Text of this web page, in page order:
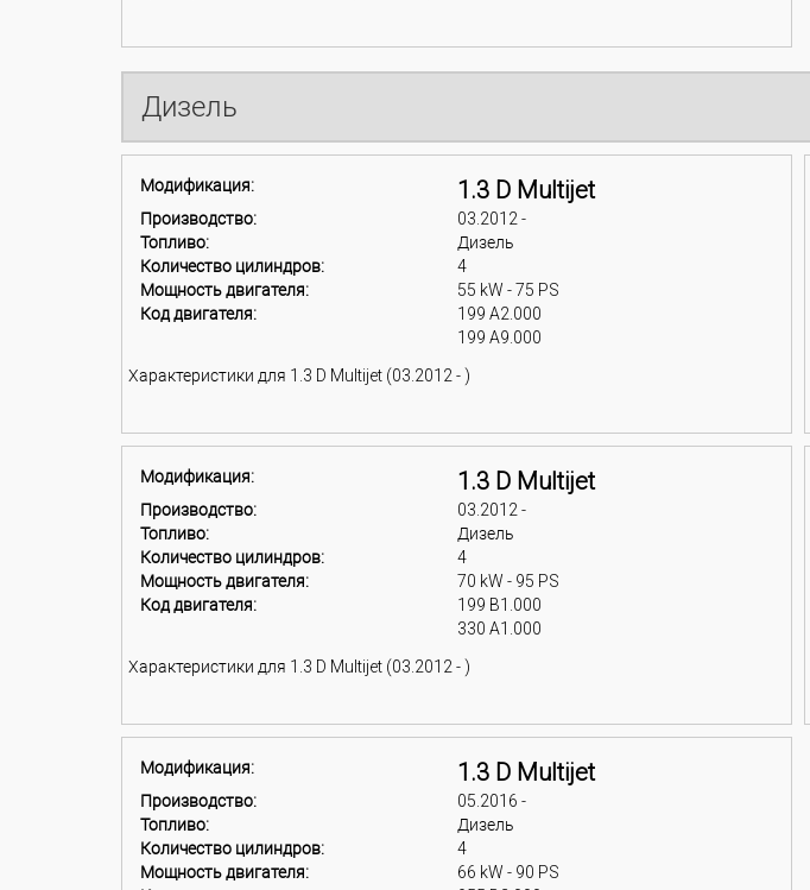
Дизель
Модификация: 1.3 D Multijet
Производство:
03.2012 -
Топливо:
Дизель
Количество цилиндров:
4
Мощность двигателя:
55 kW - 75 PS
Код двигателя:
199 A2.000
199 A9.000
Характеристики для 1.3 D Multijet (03.2012 - )
Модификация: 1.3 D Multijet
Производство:
03.2012 -
Топливо:
Дизель
Количество цилиндров:
4
Мощность двигателя:
70 kW - 95 PS
Код двигателя:
199 B1.000
330 A1.000
Характеристики для 1.3 D Multijet (03.2012 - )
Модификация: 1.3 D Multijet
Производство:
05.2016 -
Топливо:
Дизель
Количество цилиндров:
4
Мощность двигателя:
66 kW - 90 PS